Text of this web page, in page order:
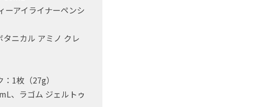
アイライナーペンシ
ニカル アミノ クレ
1枚（27g）
、ラゴム ジェルトゥ